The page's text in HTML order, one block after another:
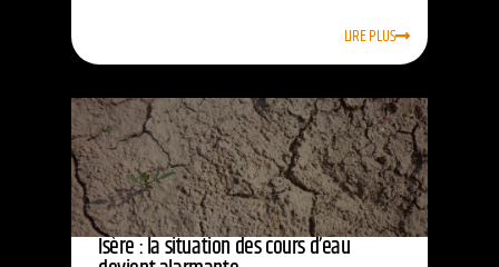
LIRE PLUS
Isère : la situation des cours d’eau